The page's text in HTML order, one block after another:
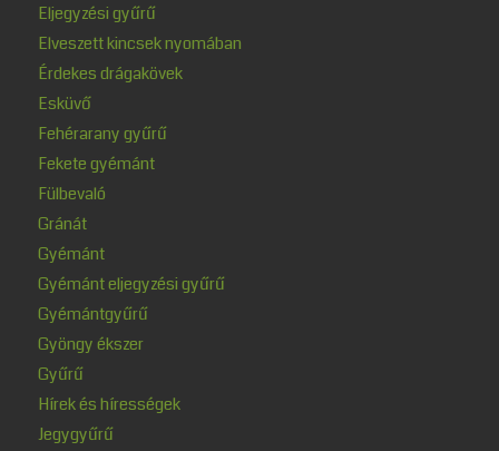
Eljegyzési gyűrű
Elveszett kincsek nyomában
Érdekes drágakövek
Esküvő
Fehérarany gyűrű
Fekete gyémánt
Fülbevaló
Gránát
Gyémánt
Gyémánt eljegyzési gyűrű
Gyémántgyűrű
Gyöngy ékszer
Gyűrű
Hírek és hírességek
Jegygyűrű